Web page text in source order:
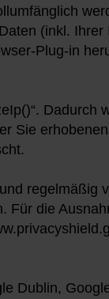
(inkl.
Plug-in
Sie
die
Dublin,